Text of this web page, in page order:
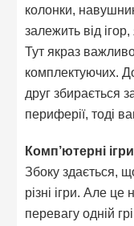
колонки,
залежить від
Тут якраз
комплектуючих.
друг збирається
периферії, тоді
Комп’ютерні
Збоку здається,
різні ігри. Але
перевагу одній